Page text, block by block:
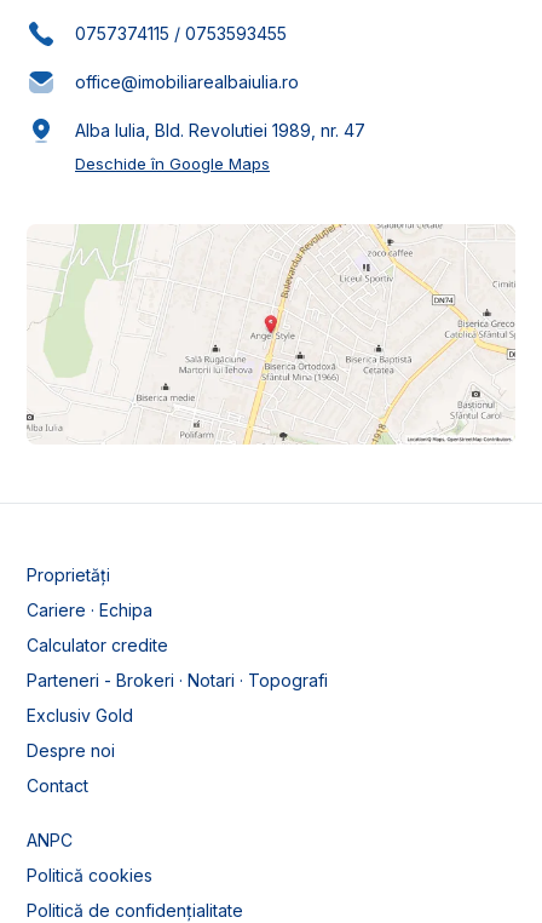
0757374115 / 0753593455
office@imobiliarealbaiulia.ro
Alba Iulia, Bld. Revolutiei 1989, nr. 47
Deschide în Google Maps
Proprietăți
Cariere · Echipa
Calculator credite
Parteneri - Brokeri · Notari · Topografi
Exclusiv Gold
Despre noi
Contact
ANPC
Politică cookies
Politică de confidențialitate